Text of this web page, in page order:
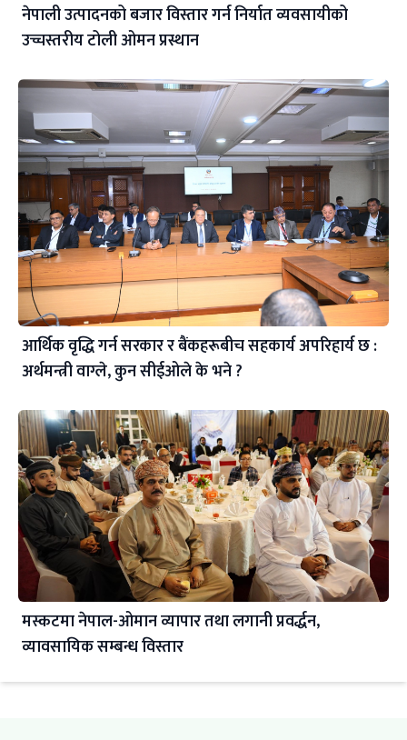
नेपाली उत्पादनको बजार विस्तार गर्न निर्यात व्यवसायीको
उच्चस्तरीय टोली ओमन प्रस्थान
आर्थिक वृद्धि गर्न सरकार र बैंकहरूबीच सहकार्य अपरिहार्य छ :
अर्थमन्त्री वाग्ले, कुन सीईओले के भने ?
मस्कटमा नेपाल-ओमान व्यापार तथा लगानी प्रवर्द्धन,
व्यावसायिक सम्बन्ध विस्तार